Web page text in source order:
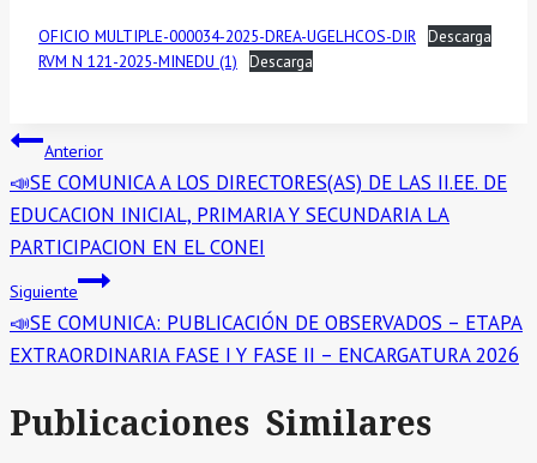
OFICIO MULTIPLE-000034-2025-DREA-UGELHCOS-DIR Descarga
RVM N 121-2025-MINEDU (1)
Descarga
Navegación
de
entradas
Anterior
📣SE COMUNICA A LOS DIRECTORES(AS) DE LAS II.EE. DE
EDUCACION INICIAL, PRIMARIA Y SECUNDARIA LA
PARTICIPACION EN EL CONEI
Siguiente
📣SE COMUNICA: PUBLICACIÓN DE OBSERVADOS – ETAPA
EXTRAORDINARIA FASE I Y FASE II – ENCARGATURA 2026
Publicaciones Similares